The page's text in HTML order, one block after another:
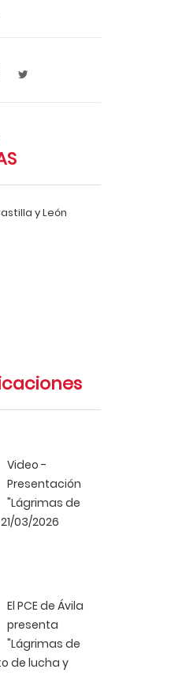
y León
Video -
Presentación
"Lágrimas de
03/2026
El PCE de Ávila
presenta
"Lágrimas de
de lucha y